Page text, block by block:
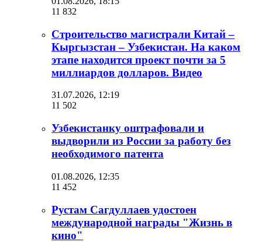
11 832
Строительство магистрали Китай –
Кыргызстан – Узбекистан. На каком
этапе находится проект почти за 5
миллиардов долларов. Видео
31.07.2026, 12:19
11 502
Узбекистанку оштрафовали и
выдворили из России за работу без
необходимого патента
01.08.2026, 12:35
11 452
Рустам Сагдуллаев удостоен
международной награды "Жизнь в
кино"